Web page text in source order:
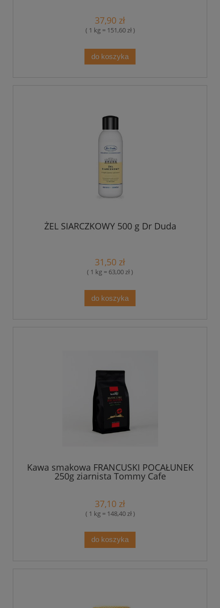
37,90 zł
( 1 kg = 151,60 zł )
do koszyka
ŻEL SIARCZKOWY 500 g Dr Duda
31,50 zł
( 1 kg = 63,00 zł )
do koszyka
Kawa smakowa FRANCUSKI POCAŁUNEK
250g ziarnista Tommy Cafe
37,10 zł
( 1 kg = 148,40 zł )
do koszyka